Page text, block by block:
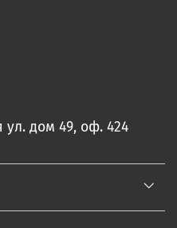
ул. дом 49, оф. 424